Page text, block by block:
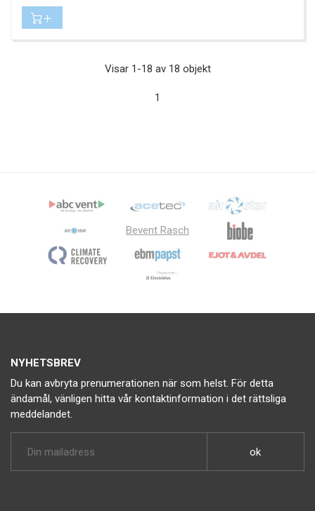
Visar 1-18 av 18 objekt
1
Bevent Rasch
NYHETSBREV
Du kan avbryta prenumerationen när som helst. För detta
ändamål, vänligen hitta vår kontaktinformation i det rättsliga
meddelandet.